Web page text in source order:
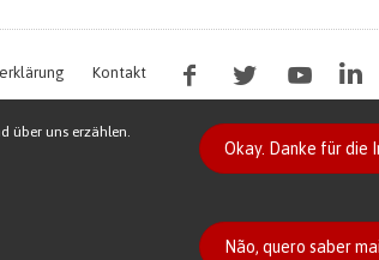
Kontakt
über uns erzählen.
Okay. Danke für die
Não, quero saber